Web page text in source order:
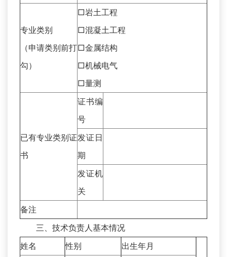
专业类别
（申请类别前打
勾）
□岩土工程
□混凝土工程
□金属结构
□机械电气
□量测
已有专业类别证
书
证书编
号
发证日
期
发证机
关
备注
三、技术负责人基本情况
姓名
性别 出生年月